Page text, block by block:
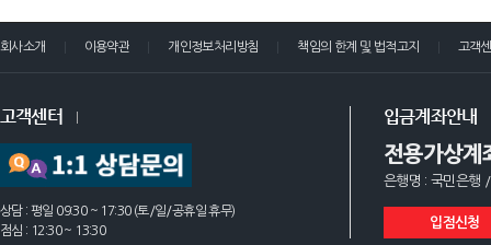
회사소개 이용약관 개인정보처리방침 책임의 한계 및 법적고지 고객
고객센터
상담 : 평일 09:30 ~ 17:30 (토/일/공휴일 휴무)
점심 : 12:30 ~ 13:30
입금계좌안내
전용가상계
은행명 : 국민은행
입점신청